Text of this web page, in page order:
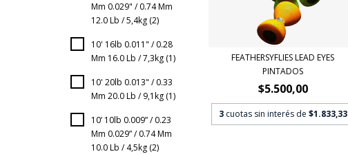
Mm 0.029" / 0.74 Mm
12.0 Lb / 5,4kg (2)
10' 16lb 0.011" / 0.28
Mm 16.0 Lb / 7,3kg (1)
10' 20lb 0.013" / 0.33
Mm 20.0 Lb / 9,1kg (1)
10’ 10lb 0.009” / 0.23
Mm 0.029” / 0.74 Mm
10.0 Lb / 4,5kg (2)
FEATHERSYFLIES LEAD EYES
PINTADOS
$5.500,00
3 cuotas sin interés de $1.833,33